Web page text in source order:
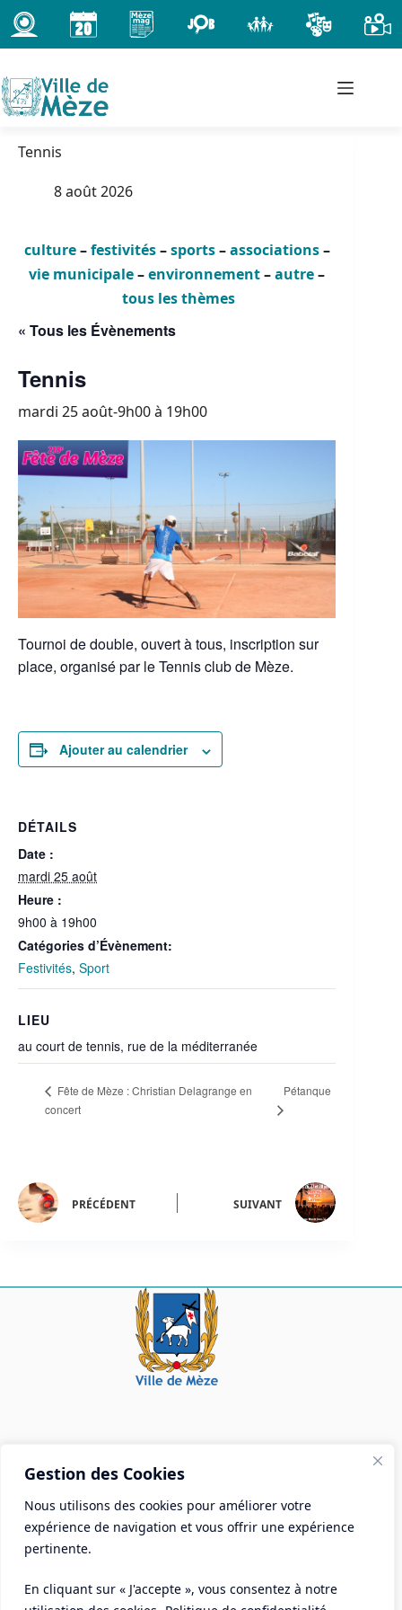
Gestion des Cookies
Nous utilisons des cookies pour améliorer votre
expérience de navigation et vous offrir une expérience
pertinente.
En cliquant sur « J'accepte », vous consentez à notre
Passer
au
contenu
Tennis
8 août 2026
culture–festivités–sports–associations–
vie municipale–environnement–autre–
tous les thèmes
« Tous les Évènements
Tennis
mardi 25 août-9h00à 19h00
Tournoi de double, ouvert à tous, inscription sur
place, organisé par le Tennis club de Mèze.
Ajouter au calendrier
DÉTAILS
Date :
mardi 25 août
Heure :
9h00 à 19h00
Catégories d’Évènement:
Festivités, Sport
LIEU
au court de tennis, rue de la méditerranée
Fête de Mèze : Christian Delagrange en
concert
Pétanque
PRÉCÉDENT SUIVANT
Mairie de Mèze
Place Aristide Briand - BP 28 34140 Mèze
Tél :04 67 18 30 30
Mail :